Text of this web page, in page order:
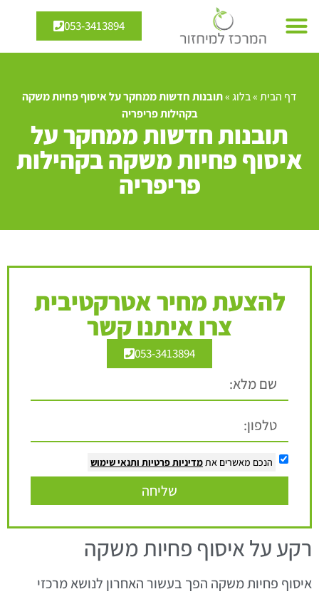
053-3413894
דף הבית»בלוג»תובנות חדשות ממחקר על איסוף פחיות משקה
בקהילות פריפריה
תובנות חדשות ממחקר על
איסוף פחיות משקה בקהילות
פריפריה
להצעת מחיר אטרקטיבית
צרו איתנו קשר
053-3413894
הנכם מאשרים את מדיניות פרטיות ותנאי שימוש
שליחה
רקע על איסוף פחיות משקה
איסוף פחיות משקה הפך בעשור האחרון לנושא מרכזי